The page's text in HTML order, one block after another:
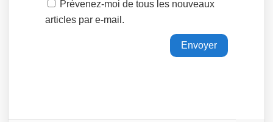
Prévenez-moi de tous les nouveaux
articles par e-mail.